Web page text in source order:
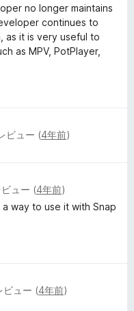
no longer maintains
continues to
as it is very useful to
as MPV, PotPlayer,
ビュー (4年前)
ュー (4年前)
way to use it with Snap
ビュー (4年前)